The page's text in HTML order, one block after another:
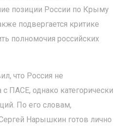
позиции России по Крыму
подвергается критике
полномочия российских
что Россия не
с ПАСЕ, однако категорически
По его словам,
Нарышкин готов лично